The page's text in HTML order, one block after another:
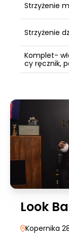
Strzyżenie
Strzyżenie
Komplet-
cy ręcznik,
Look
Kopernika